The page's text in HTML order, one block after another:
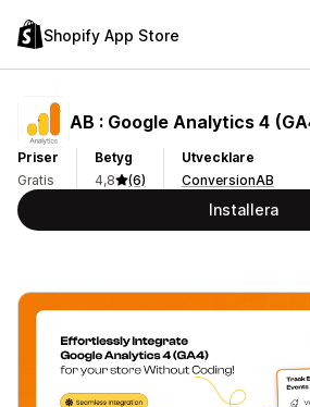
Shopify App Store
AB : Google Analytics 4
Priser
Gratis
Betyg
4,8
(6)
Utvecklare
ConversionAB
Installera